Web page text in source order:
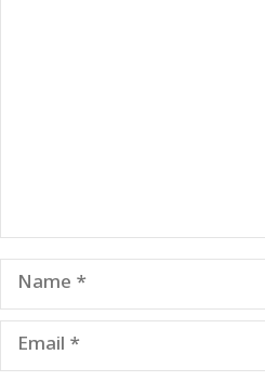
Name
Email